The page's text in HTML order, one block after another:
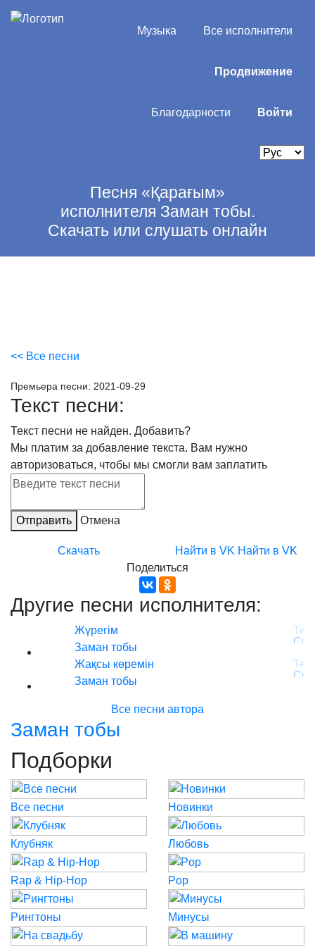
Музыка Все исполнители
Продвижение
Благодарности Войти
Песня «Қарағым»
исполнителя Заман тобы.
Скачать или слушать онлайн
<< Все песни
Премьера песни: 2021-09-29
Текст песни:
Текст песни не найден. Добавить?
Мы платим за добавление текста. Вам нужно
авторизоваться, чтобы мы смогли вам заплатить
Отправить Отмена
Скачать Найти в VK Найти в VK
Поделиться
Другие песни исполнителя:
Жүрегім
Заман тобы
Жақсы көремін
Заман тобы
Все песни автора
Заман тобы
Подборки
Все песни Новинки
Клубняк Любовь
Rap & Hip-Hop Pop
Рингтоны Минусы